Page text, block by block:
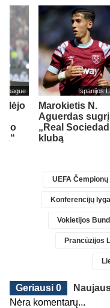
League Ispanijos
Marokietis N.
Aguerdas
„Real
klubą
UEFA Čempionų
Konferencijų lyga
Vokietijos
Prancūzijos
Geriausi 0
Nėra komentarų...